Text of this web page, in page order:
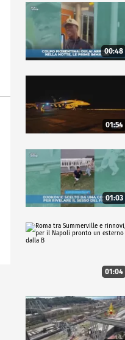
00:48
01:54
01:03
01:04